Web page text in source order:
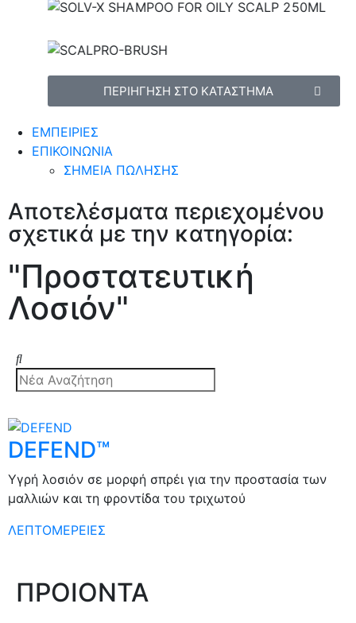
€
ΠΕΡΙΗΓΗΣΗ ΣΤΟ ΚΑΤΑΣΤΗΜΑ
ΕΜΠΕΙΡΙΕΣ
ΕΠΙΚΟΙΝΩΝΙΑ
ΣΗΜΕΙΑ ΠΩΛΗΣΗΣ
Αποτελέσματα περιεχομένου
σχετικά με την κατηγορία:
"Προστατευτική
Λοσιόν"
DEFEND™
Υγρή λοσιόν σε μορφή σπρέι για την προστασία των
μαλλιών και τη φροντίδα του τριχωτού
ΛΕΠΤΟΜΕΡΕΙΕΣ
ΠΡΟΙΟΝΤΑ